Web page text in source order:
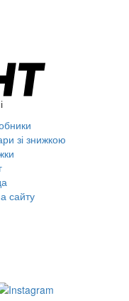
зі знижкою
сайту